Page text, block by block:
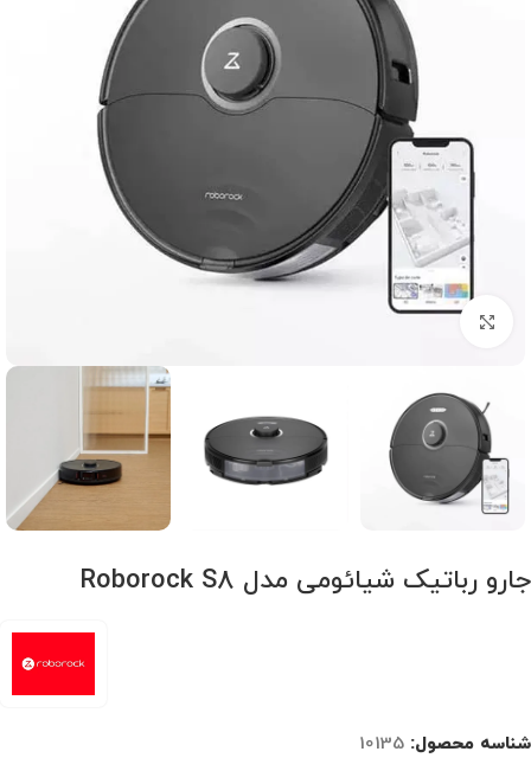
برای بزرگنمایی کلیک کنید
جارو رباتیک شیائومی مدل Roborock S8
شناسه محصول: 10135